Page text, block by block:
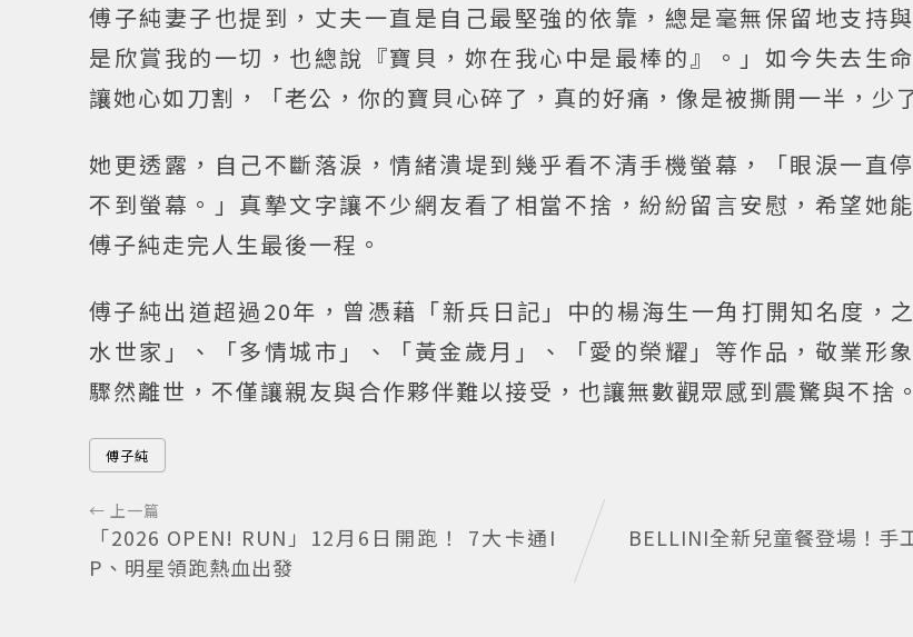
傅子純妻子也提到，丈夫一直是自己最堅強的依靠，總是毫無保留地支持
是欣賞我的一切，也總說『寶貝，妳在我心中是最棒的』。」如今失去生
讓她心如刀割，「老公，你的寶貝心碎了，真的好痛，像是被撕開一半，少
她更透露，自己不斷落淚，情緒潰堤到幾乎看不清手機螢幕，「眼淚一直
不到螢幕。」真摯文字讓不少網友看了相當不捨，紛紛留言安慰，希望她
傅子純走完人生最後一程。
傅子純出道超過20年，曾憑藉「新兵日記」中的楊海生一角打開知名度，
水世家」、「多情城市」、「黃金歲月」、「愛的榮耀」等作品，敬業形
驟然離世，不僅讓親友與合作夥伴難以接受，也讓無數觀眾感到震驚與不捨。
傅子純
← 上一篇
「2026 OPEN! RUN」12月6日開跑！ 7大卡通I
P、明星領跑熱血出發
BELLINI全新兒童餐登場！手